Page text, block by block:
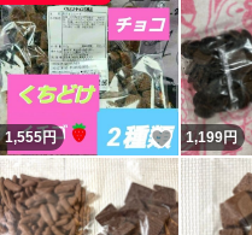
1,555円 いいね！
1,199円